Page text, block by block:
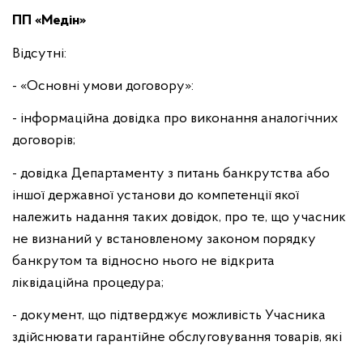
ПП «Медін»
Відсутні:
- «Основні умови договору»:
- інформаційна довідка про виконання аналогічних
договорів;
- довідка Департаменту з питань банкрутства або
іншої державної установи до компетенції якої
належить надання таких довідок, про те, що учасник
не визнаний у встановленому законом порядку
банкрутом та відносно нього не відкрита
ліквідаційна процедура;
- документ, що підтверджує можливість Учасника
здійснювати гарантійне обслуговування товарів, які